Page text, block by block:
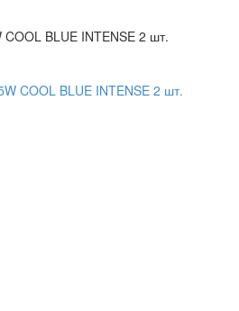
BLUE INTENSE 2 шт.